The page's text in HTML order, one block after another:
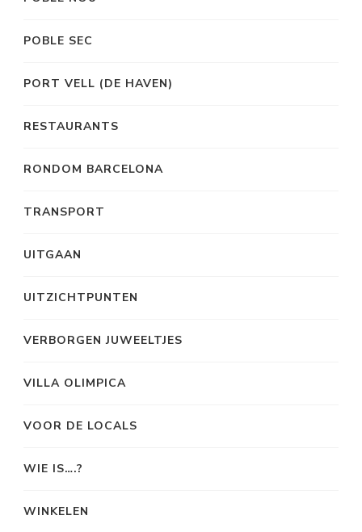
POBLE SEC
PORT VELL (DE HAVEN)
RESTAURANTS
RONDOM BARCELONA
TRANSPORT
UITGAAN
UITZICHTPUNTEN
VERBORGEN JUWEELTJES
VILLA OLIMPICA
VOOR DE LOCALS
WIE IS….?
WINKELEN